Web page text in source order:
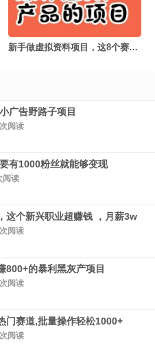
新手做虚拟资料项目，这8个赛道值得认真看一眼
广告野路子项目
阅读
有1000粉丝就能够变现
阅读
这个新兴职业超赚钱 ，月薪3w
阅读
800+的暴利黑灰产项目
阅读
门赛道,批量操作轻松1000+
阅读